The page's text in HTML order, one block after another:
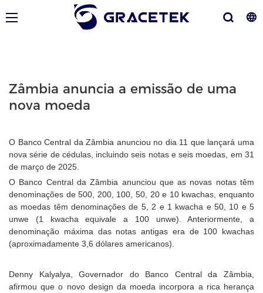
Zâmbia anuncia a emissão de uma
nova moeda
O Banco Central da Zâmbia anunciou no dia 11 que lançará uma
nova série de cédulas, incluindo seis notas e seis moedas, em 31
de março de 2025.
O Banco Central da Zâmbia anunciou que as novas notas têm
denominações de 500, 200, 100, 50, 20 e 10 kwachas, enquanto
as moedas têm denominações de 5, 2 e 1 kwacha e 50, 10 e 5
unwe (1 kwacha equivale a 100 unwe). Anteriormente, a
denominação máxima das notas antigas era de 100 kwachas
(aproximadamente 3,6 dólares americanos).
Denny Kalyalya, Governador do Banco Central da Zâmbia,
afirmou que o novo design da moeda incorpora a rica herança